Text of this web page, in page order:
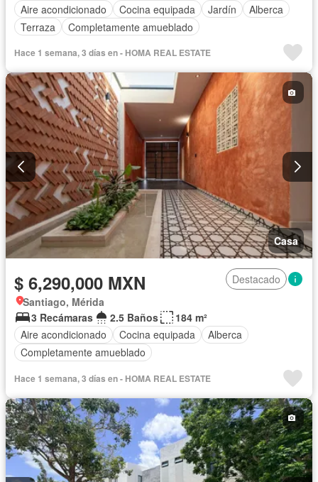
Aire acondicionado
Cocina equipada Jardín
Alberca
Terraza
Completamente amueblado
Hace 1 semana, 3 días en - HOMA REAL ESTATE
Casa
$ 6,290,000 MXN
Destacado
Santiago, Mérida
3 Recámaras
2.5 Baños
184 m²
Aire acondicionado
Cocina equipada
Alberca
Completamente amueblado
Hace 1 semana, 3 días en - HOMA REAL ESTATE